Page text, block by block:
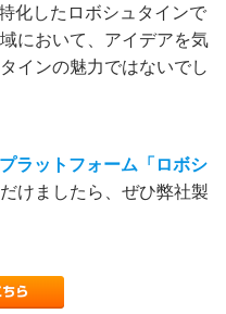
化したロボシュタインで
において、アイデアを気
インの魅力ではないでし
ラットフォーム「ロボシ
けましたら、ぜひ弊社製